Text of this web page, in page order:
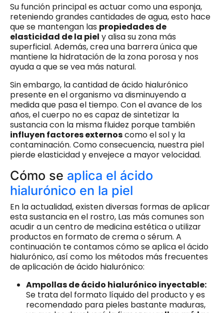
Su función principal es actuar como una esponja,
reteniendo grandes cantidades de agua, esto hace
que se mantengan las propiedades de
elasticidad de la piel y alisa su zona más
superficial. Además, crea una barrera única que
mantiene la hidratación de la zona porosa y nos
ayuda a que se vea más natural.
Sin embargo, la cantidad de ácido hialurónico
presente en el organismo va disminuyendo a
medida que pasa el tiempo. Con el avance de los
años, el cuerpo no es capaz de sintetizar la
sustancia con la misma fluidez porque también
influyen factores externoscomo el sol y la
contaminación. Como consecuencia, nuestra piel
pierde elasticidad y envejece a mayor velocidad.
Cómo se aplica el ácido
hialurónico en la piel
En la actualidad, existen diversas formas de aplicar
esta sustancia en el rostro, Las más comunes son
acudir a un centro de medicina estética o utilizar
productos en formato de crema o sérum. A
continuación te contamos cómo se aplica el ácido
hialurónico, así como los métodos más frecuentes
de aplicación de ácido hialurónico:
Ampollas de ácido hialurónico inyectable:
Se trata del formato líquido del producto y es
recomendado para pieles bastante maduras,